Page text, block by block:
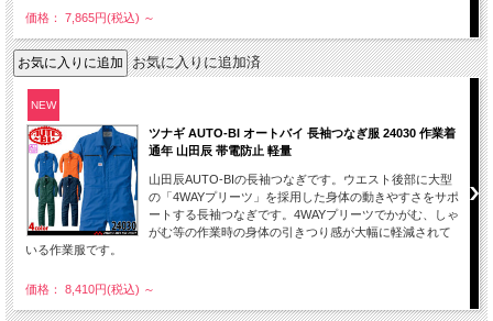
価格： 7,865円(税込) ～
お気に入りに追加済
NEW
ツナギ AUTO-BI オートバイ 長袖つなぎ服 24030 作業着
通年 山田辰 帯電防止 軽量
山田辰AUTO-BIの長袖つなぎです。ウエスト後部に大型
の「4WAYプリーツ」を採用した身体の動きやすさをサポ
ートする長袖つなぎです。4WAYプリーツでかがむ、しゃ
がむ等の作業時の身体の引きつり感が大幅に軽減されて
いる作業服です。
価格： 8,410円(税込) ～